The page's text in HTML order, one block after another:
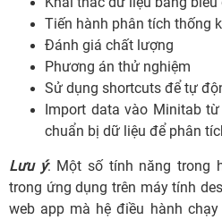
Tiến hành phân tích thống
Đánh giá chất lượng
Phương án thử nghiệm
Sử dụng shortcuts để tự
Import data vào Minitab
chuẩn bị dữ liệu để phân
Lưu ý: Một số tính năng trong
trong ứng dụng trên máy tính
web app mà hệ điều hành chạy